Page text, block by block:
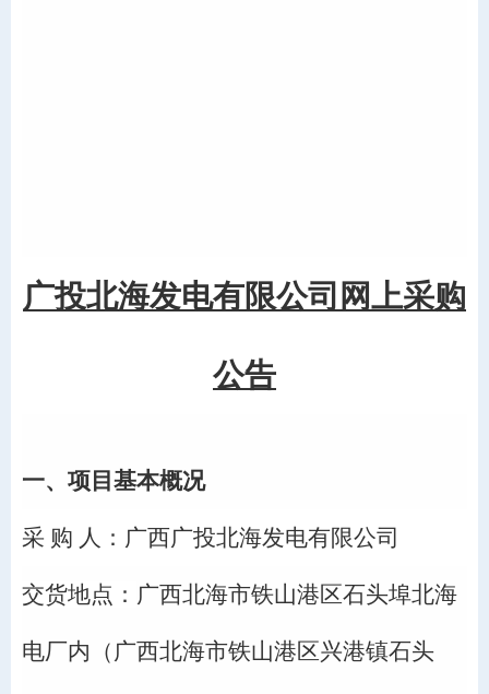
广投北海发电有限公司 网上采购
公告
一、 项目基本概况
采 购 人： 广西广投北海发电有限公司
交货地点： 广西北海市铁山港区石头埠北海
电厂内（广西北海市铁山港区兴港镇石头